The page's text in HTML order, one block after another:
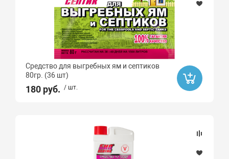
Средство для выгребных ям и септиков
80гр. (36 шт)
180 руб. / шт.